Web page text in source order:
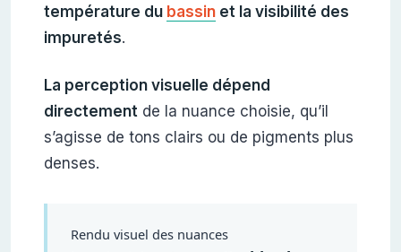
température du bassinet la visibilité des
impuretés.
La perception visuelle dépend
directement de la nuance choisie, qu’il
s’agisse de tons clairs ou de pigments plus
denses.
Rendu visuel des nuances